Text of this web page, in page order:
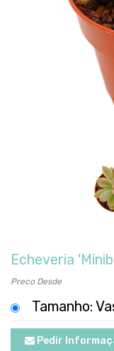
Echeveria
Preco Desde
Tamanho:
Pedir